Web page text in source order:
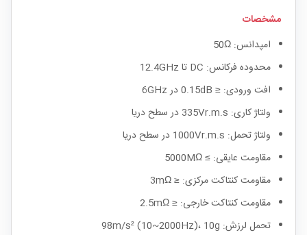
مشخصات
امپدانس: 50Ω
محدوده فرکانس: DC تا 12.4GHz
افت ورودی: ≤ 0.15dB در 6GHz
ولتاژ کاری: 335Vr.m.s در سطح دریا
ولتاژ تحمل: 1000Vr.m.s در سطح دریا
مقاومت عایقی: ≥ 5000MΩ
مقاومت کنتاکت مرکزی: ≤ 3mΩ
مقاومت کنتاکت خارجی: ≤ 2.5mΩ
تحمل لرزش: 98m/s² (10~2000Hz)، 10g